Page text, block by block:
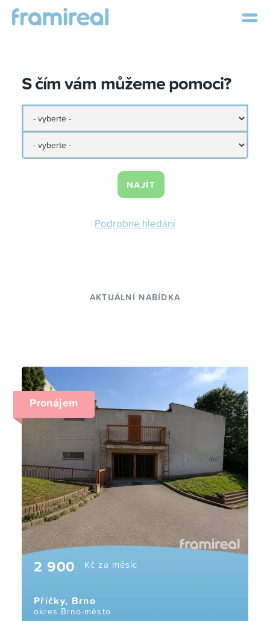
S čím vám můžeme pomoci?
NAJÍT
Podrobné hledání
AKTUÁLNÍ NABÍDKA
2 900 Kč za měsíc
Příčky, Brno
okres Brno-město
Pronájem